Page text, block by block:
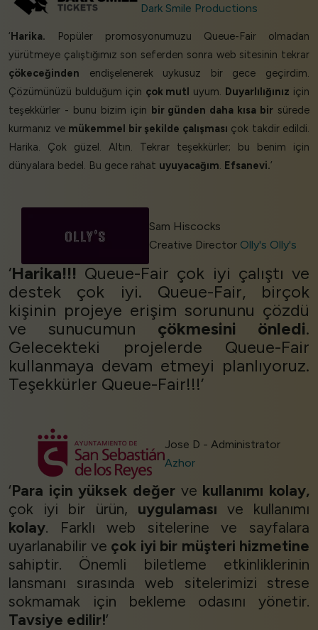
Dark Smile Productions
‘Harika. Popüler promosyonumuzu Queue-Fair olmadan
yürütmeye çalıştığımız son seferden sonra web sitesinin tekrar
çökeceğinden endişelenerek uykusuz bir gece geçirdim.
Çözümünüzü bulduğum için çok mutl uyum. Duyarlılığınız için
teşekkürler - bunu bizim için bir günden daha kısa bir sürede
kurmanız ve mükemmel bir şekilde çalışması çok takdir edildi.
Harika. Çok güzel. Altın. Tekrar teşekkürler; bu benim için
dünyalara bedel. Bu gece rahat uyuyacağım. Efsanevi.’
Sam Hiscocks
Creative Director Olly's Olly's
‘Harika!!! Queue-Fair çok iyi çalıştı ve
destek çok iyi. Queue-Fair, birçok
kişinin projeye erişim sorununu çözdü
ve sunucumun çökmesini önledi.
Gelecekteki projelerde Queue-Fair
kullanmaya devam etmeyi planlıyoruz.
Teşekkürler Queue-Fair!!!’
Jose D - Administrator
Azhor
‘Para için yüksek değer ve kullanımı kolay,
çok iyi bir ürün, uygulaması ve kullanımı
kolay. Farklı web sitelerine ve sayfalara
uyarlanabilir ve çok iyi bir müşteri hizmetine
sahiptir. Önemli biletleme etkinliklerinin
lansmanı sırasında web sitelerimizi strese
sokmamak için bekleme odasını yönetir.
Tavsiye edilir!’